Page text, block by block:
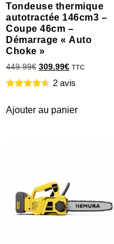
Tondeuse thermique
autotractée 146cm3 –
Coupe 46cm –
Démarrage « Auto
Choke »
449.99€ 309.99€ TTC
2 avis
Ajouter au panier